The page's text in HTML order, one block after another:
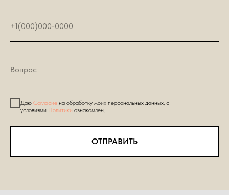
Даю Согласие на обработку моих персональных данных, с
условиями Политики ознакомлен.
ОТПРАВИТЬ